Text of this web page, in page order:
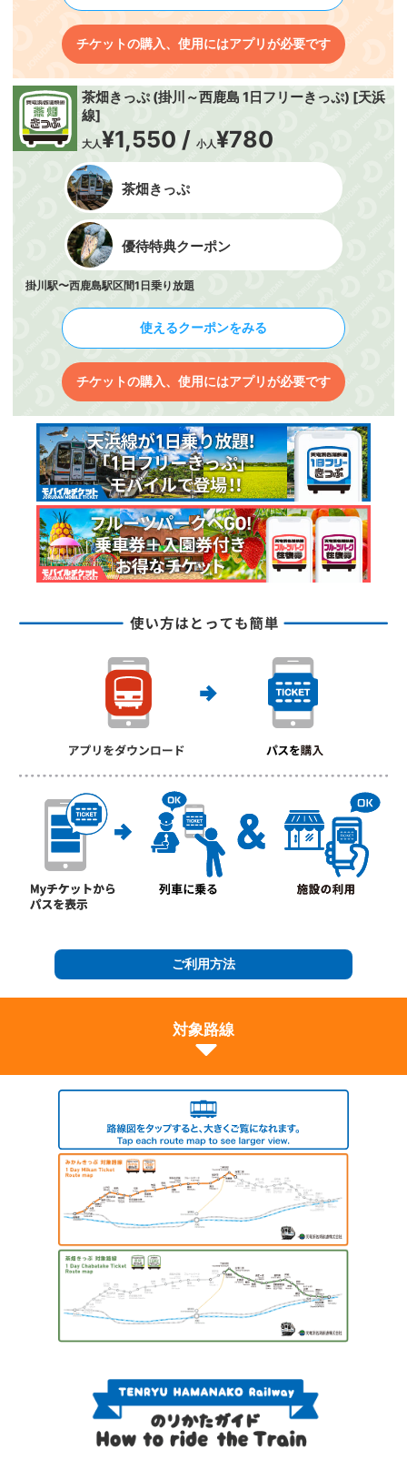
チケットの購入、使用にはアプリが必要です
茶畑きっぷ (掛川～西鹿島 1日フリーきっぷ) [天浜
線]
大人¥1,550 /小人¥780
茶畑きっぷ
優待特典クーポン
掛川駅〜西鹿島駅区間1日乗り放題
使えるクーポンをみる
チケットの購入、使用にはアプリが必要です
ご利用方法
対象路線